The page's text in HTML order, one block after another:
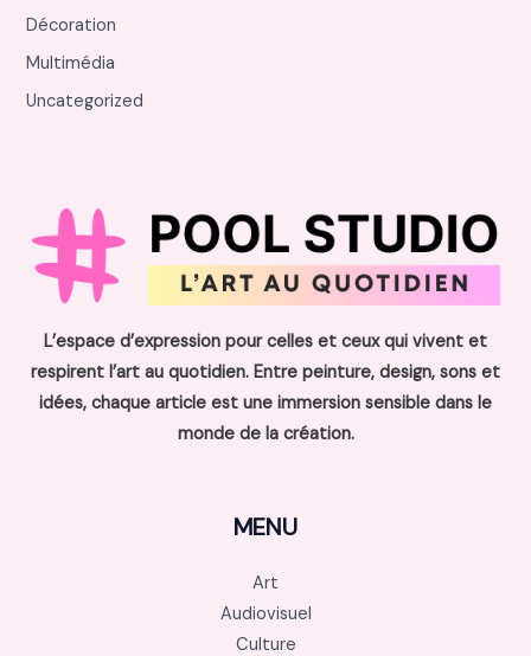
Décoration
Multimédia
Uncategorized
L’espace d’expression pour celles et ceux qui vivent et
respirent l’art au quotidien. Entre peinture, design, sons et
idées, chaque article est une immersion sensible dans le
monde de la création.
MENU
Art
Audiovisuel
Culture